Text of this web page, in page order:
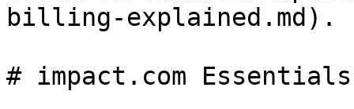
billing-explained.md).
# impact.com